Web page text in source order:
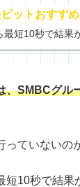
ットおすすめ
最短10秒で結果
、SMBCグル
っていないの
短10秒で結果